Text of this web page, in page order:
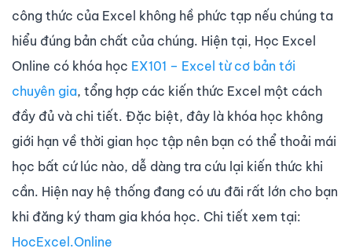
công thức của Excel không hề phức tạp nếu chúng ta
hiểu đúng bản chất của chúng. Hiện tại, Học Excel
Online có khóa học EX101 – Excel từ cơ bản tới
chuyên gia, tổng hợp các kiến thức Excel một cách
đầy đủ và chi tiết. Đặc biệt, đây là khóa học không
giới hạn về thời gian học tập nên bạn có thể thoải mái
học bất cứ lúc nào, dễ dàng tra cứu lại kiến thức khi
cần. Hiện nay hệ thống đang có ưu đãi rất lớn cho bạn
khi đăng ký tham gia khóa học. Chi tiết xem tại:
HocExcel.Online